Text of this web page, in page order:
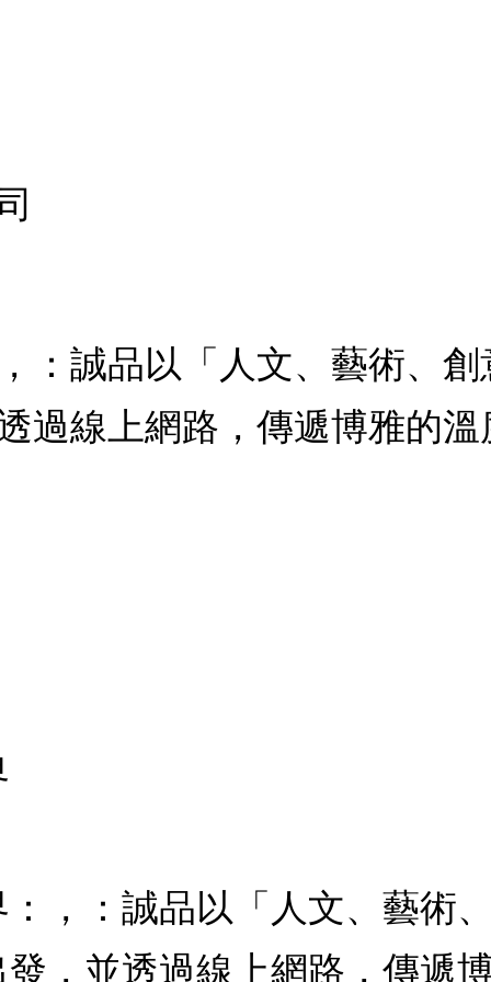
：誠品以「人文、藝術、
過線上網路，傳遞博雅的
，：誠品以「人文、藝術
，並透過線上網路，傳遞